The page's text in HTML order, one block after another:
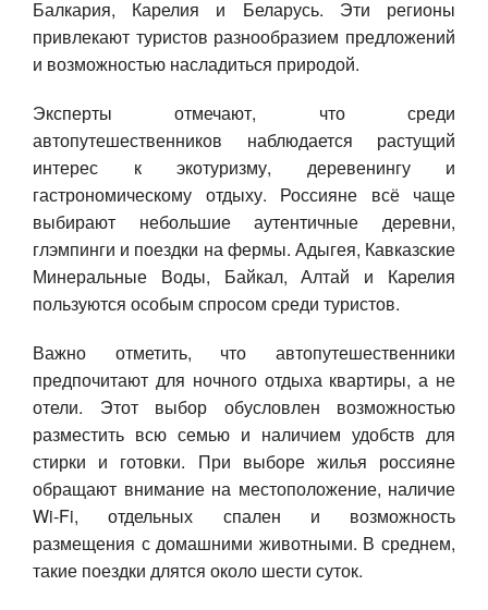
В десятку самых востребованных направлений
также вошли Краснодарский край, Ярославль,
Нижний Новгород, Владимир, Псков, Кабардино-
Балкария, Карелия и Беларусь. Эти регионы
привлекают туристов разнообразием предложений
и возможностью насладиться природой.
автопутешественников наблюдается растущий
интерес к экотуризму, деревенингу и
гастрономическому отдыху. Россияне всё чаще
выбирают небольшие аутентичные деревни,
глэмпинги и поездки на фермы. Адыгея, Кавказские
Минеральные Воды, Байкал, Алтай и Карелия
пользуются особым спросом среди туристов.
Важно отметить, что автопутешественники